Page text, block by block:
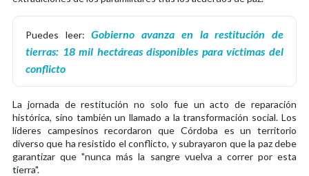
Puedes leer:Gobierno avanza en la restitución de
tierras: 18 mil hectáreas disponibles para víctimas del
conflicto
La jornada de restitución no solo fue un acto de reparación
histórica, sino también un llamado a la transformación social. Los
líderes campesinos recordaron que Córdoba es un territorio
diverso que ha resistido el conflicto, y subrayaron que la paz debe
garantizar que "nunca más la sangre vuelva a correr por esta
tierra".